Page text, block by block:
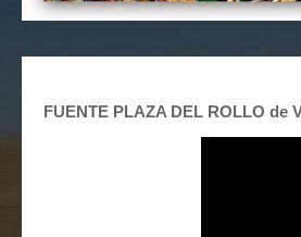
FUENTE PLAZA DEL ROLLO de